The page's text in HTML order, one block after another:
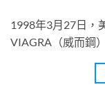
1998年3月27日，
VIAGRA（威而鋼